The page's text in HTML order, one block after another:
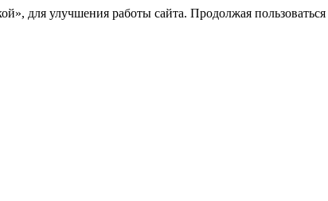
для улучшения работы сайта. Продолжая пользоваться